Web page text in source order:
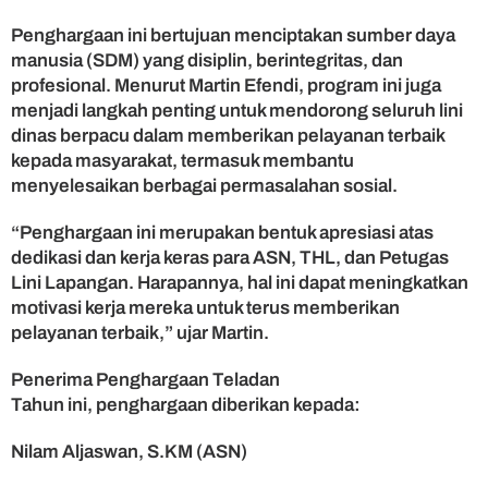
T
e
r
i
m
a
g
h
a
r
a
a
n
e
Penghargaan ini bertujuan menciptakan sumber daya
manusia (SDM) yang disiplin, berintegritas, dan
profesional. Menurut Martin Efendi, program ini juga
menjadi langkah penting untuk mendorong seluruh lini
dinas berpacu dalam memberikan pelayanan terbaik
kepada masyarakat, termasuk membantu
menyelesaikan berbagai permasalahan sosial.
“Penghargaan ini merupakan bentuk apresiasi atas
dedikasi dan kerja keras para ASN, THL, dan Petugas
Lini Lapangan. Harapannya, hal ini dapat meningkatkan
motivasi kerja mereka untuk terus memberikan
pelayanan terbaik,” ujar Martin.
Penerima Penghargaan Teladan
Tahun ini, penghargaan diberikan kepada:
Nilam Aljaswan, S.KM (ASN)